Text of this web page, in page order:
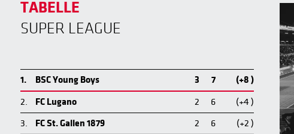
TABELLE
SUPER LEAGUE
1. BSC Young Boys 3 7 (+8 )
2. FC Lugano 2 6
(+4 )
3.
FC St. Gallen 1879 2 6
(+2 )